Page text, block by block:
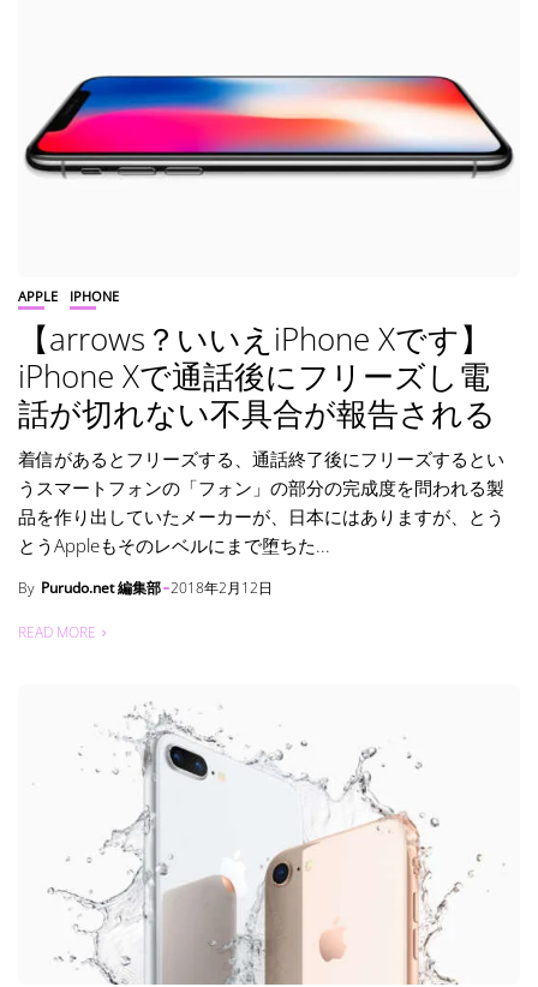
APPLE IPHONE
【arrows？いいえiPhone Xです】
iPhone Xで通話後にフリーズし電
話が切れない不具合が報告される
着信があるとフリーズする、通話終了後にフリーズするとい
うスマートフォンの「フォン」の部分の完成度を問われる製
品を作り出していたメーカーが、日本にはありますが、とう
とうAppleもそのレベルにまで堕ちた...
By Purudo.net 編集部 2018年2月12日
READ MORE